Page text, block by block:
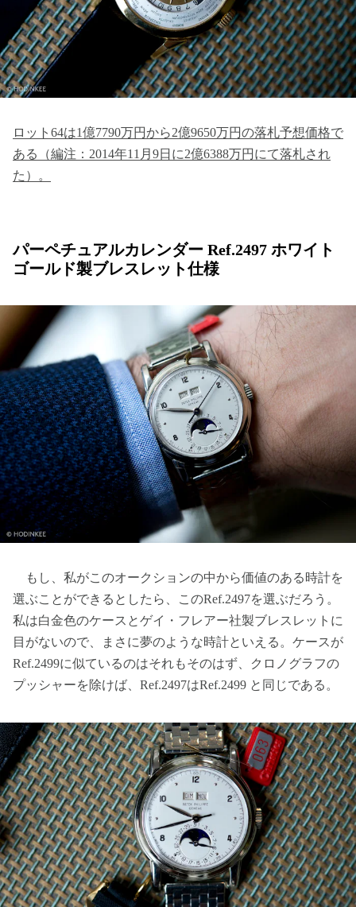
ロット64は1億7790万円から2億9650万円の落札予想価格で
ある（編注：2014年11月9日に2億6388万円にて落札され
た）。
パーペチュアルカレンダー Ref.2497 ホワイト
ゴールド製ブレスレット仕様
もし、私がこのオークションの中から価値のある時計を
選ぶことができるとしたら、このRef.2497を選ぶだろう。
私は白金色のケースとゲイ・フレアー社製ブレスレットに
目がないので、まさに夢のような時計といえる。ケースが
Ref.2499に似ているのはそれもそのはず、クロノグラフの
プッシャーを除けば、Ref.2497はRef.2499 と同じである。